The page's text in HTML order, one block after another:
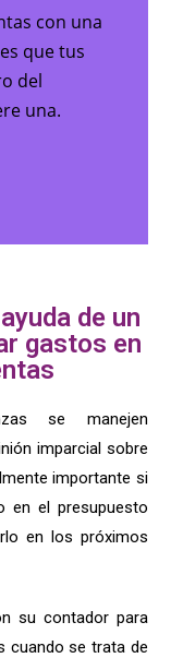
con una
que tus
del
una.
de un
gastos en
se manejen
imparcial sobre
importante si
en el presupuesto
en los próximos
su contador para
cuando se trata de